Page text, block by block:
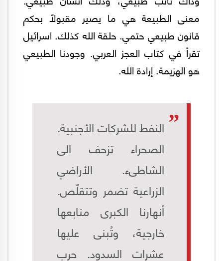
معنى الطبيعة هي ما يصير مقبولاً بحكم
قانون طبيعي حتمي. حلقة الله كذلك. اسرائيل
تقرأ في كتاب العجز العربي. وجودنا الطبيعي
هو الهزيمة. إرادة الله.
النفط للشركات الأجنبية.
الصحراء تزحف الى
الشاطىء. الأراضي
الزراعية تضمر وتتقلّص.
أنهارنا الكبرى منابعها
خارجية، وتُبنى عليها
عشرات السدود. حرب